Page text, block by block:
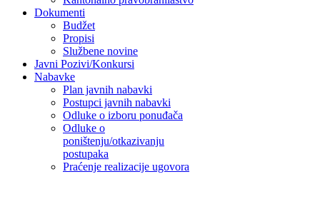
Dokumenti
Budžet
Propisi
Službene novine
Javni Pozivi/Konkursi
Nabavke
Plan javnih nabavki
Postupci javnih nabavki
Odluke o izboru ponuđača
Odluke o
poništenju/otkazivanju
postupaka
Praćenje realizacije ugovora